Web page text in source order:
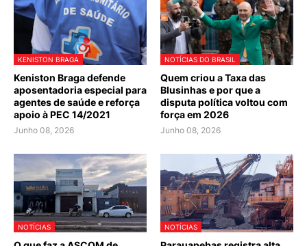
KENISTON BRAGA
Keniston Braga defende
aposentadoria especial para
agentes de saúde e reforça
apoio à PEC 14/2021
Junho 08, 2026
NOTÍCIAS DO BRASIL
Quem criou a Taxa das
Blusinhas e por que a
disputa política voltou com
força em 2026
Junho 08, 2026
NOTÍCIAS NOTÍCIAS